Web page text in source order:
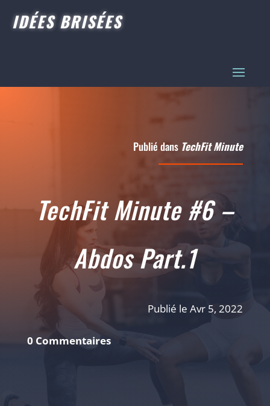
IDÉES BRISÉES
Publié dans TechFit Minute
TechFit Minute #6 –
Abdos Part.1
Publié le Avr 5, 2022
0 Commentaires